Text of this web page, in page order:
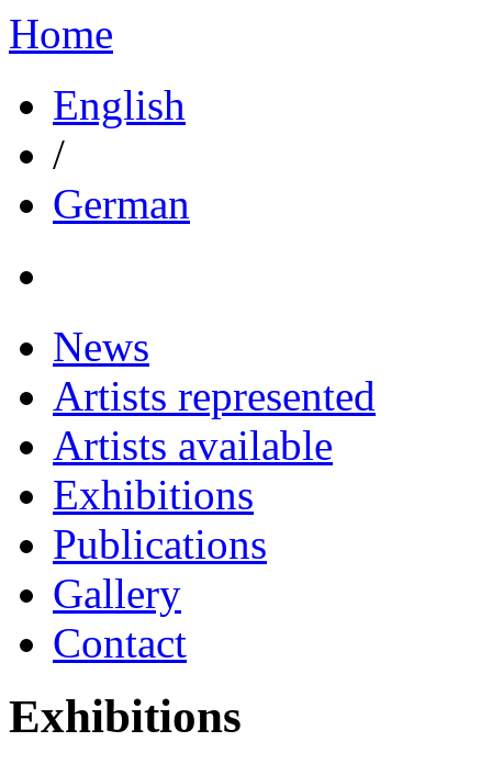
Home
English
/
German
News
Artists represented
Artists available
Exhibitions
Publications
Gallery
Contact
Exhibitions